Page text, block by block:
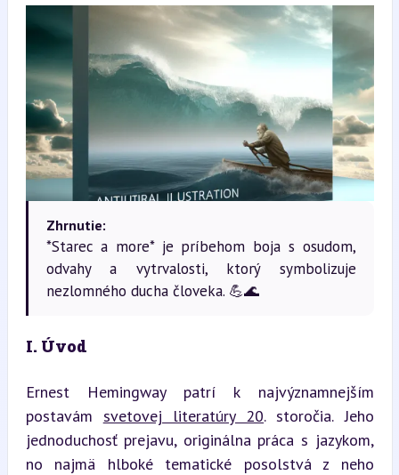
Zhrnutie:
*Starec a more* je príbehom boja s osudom,
odvahy a vytrvalosti, ktorý symbolizuje
nezlomného ducha človeka. 💪🌊
I. Úvod
Ernest Hemingway patrí k najvýznamnejším
postavám svetovej literatúry 20. storočia. Jeho
jednoduchosť prejavu, originálna práca s jazykom,
no najmä hlboké tematické posolstvá z neho